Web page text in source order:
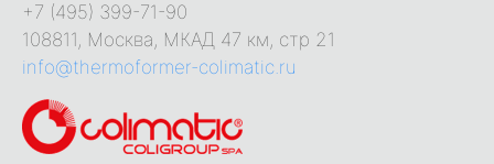
+7 (495) 399-71-90
108811, Москва, МКАД 47 км, стр 21
info@thermoformer-colimatic.ru